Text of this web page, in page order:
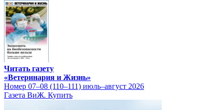
Читать газету
«Ветеринария и Жизнь»
Номер 07–08 (110–111) июль–август 2026
Газета ВиЖ. Купить